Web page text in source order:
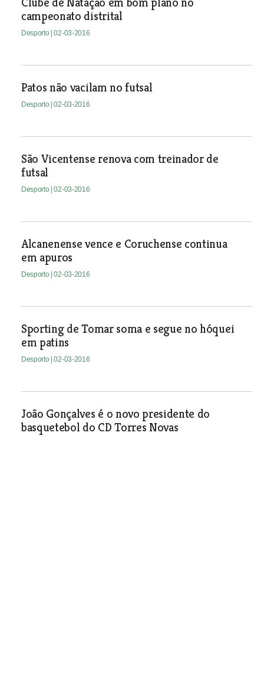
campeonato distrital
Desporto | 02-03-2016
Patos não vacilam no futsal
Desporto | 02-03-2016
São Vicentense renova com treinador de
futsal
Desporto | 02-03-2016
Alcanenense vence e Coruchense continua
em apuros
Desporto | 02-03-2016
Sporting de Tomar soma e segue no hóquei
em patins
Desporto | 02-03-2016
João Gonçalves é o novo presidente do
basquetebol do CD Torres Novas